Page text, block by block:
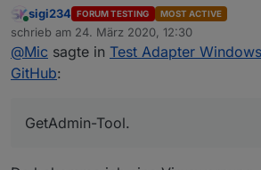
Version
0.1.0
Veröffentlichun
gsdatum
Version 0.0.1:
0.1.0: 27.03.2020
Online
sigi234 FORUM TESTING MOST ACTIVE
schrieb am 24. März 2020, 12:30
zuletzt editiert von
@Mic sagte in Test Adapter
GitHub:
GetAdmin-Tool.